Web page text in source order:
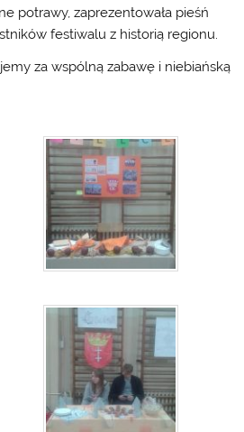
potrawy, zaprezentowała pieśń
festiwalu z historią regionu.
za wspólną zabawę i niebiańską